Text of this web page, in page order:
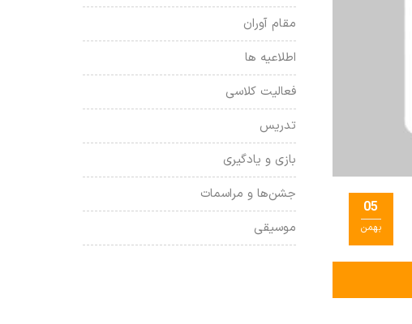
05
بهمن
مقام آوران
اطلاعیه ها
فعالیت کلاسی
تدریس
بازی و یادگیری
جشن‌ها و مراسمات
موسیقی